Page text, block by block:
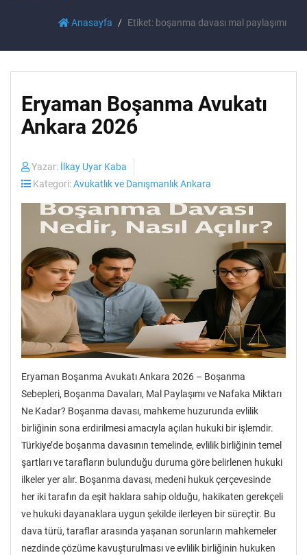
Anasayfa Etiket: boşanma davası mal paylaşımı
Eryaman Boşanma Avukatı
Ankara 2026
Yazar: İlkay Uyar Kaba
Kategori:Avukatlık ve Danışmanlık Ankara
Eryaman Boşanma Avukatı Ankara 2026 – Boşanma
Sebepleri, Boşanma Davaları, Mal Paylaşımı ve Nafaka Miktarı
Ne Kadar? Boşanma davası, mahkeme huzurunda evlilik
birliğinin sona erdirilmesi amacıyla açılan hukuki bir işlemdir.
Türkiye’de boşanma davasının temelinde, evlilik birliğinin temel
şartları ve tarafların bulunduğu duruma göre belirlenen hukuki
ilkeler yer alır. Boşanma davası, medeni hukuk çerçevesinde
her iki tarafın da eşit haklara sahip olduğu, hakikaten gerekçeli
ve hukuki dayanaklara uygun şekilde ilerleyen bir süreçtir. Bu
dava türü, taraflar arasında yaşanan sorunların mahkemeler
nezdinde çözüme kavuşturulması ve evlilik birliğinin hukuken